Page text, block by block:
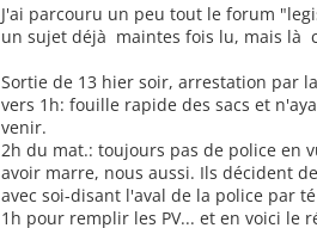
J'ai parcouru un peu tout le forum
un sujet déjà maintes fois lu, mais là
Sortie de 13 hier soir, arrestation par
vers 1h: fouille rapide des sacs et
venir.
2h du mat.: toujours pas de police en
avoir marre, nous aussi. Ils décident
avec soi-disant l'aval de la police par
1h pour remplir les PV... et en voici le